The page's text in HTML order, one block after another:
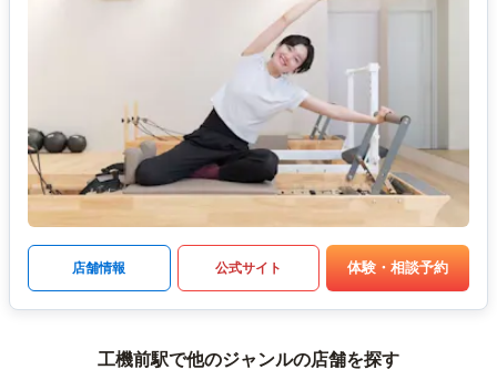
店舗情報 公式サイト 体験・相談予約
工機前駅で他のジャンルの店舗を探す